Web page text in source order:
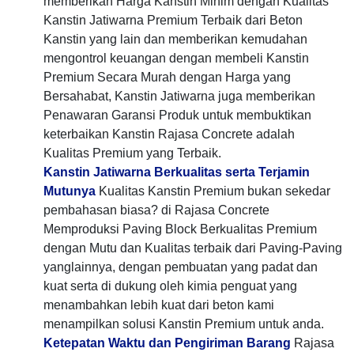
Kanstin Jatiwarna Premium Terbaik dari Beton
Kanstin yang lain dan memberikan kemudahan
mengontrol keuangan dengan membeli Kanstin
Premium Secara Murah dengan Harga yang
Bersahabat, Kanstin Jatiwarna juga memberikan
Penawaran Garansi Produk untuk membuktikan
keterbaikan Kanstin Rajasa Concrete adalah
Kualitas Premium yang Terbaik.
Kanstin Jatiwarna Berkualitas serta Terjamin
Mutunya Kualitas Kanstin Premium bukan sekedar
pembahasan biasa? di Rajasa Concrete
Memproduksi Paving Block Berkualitas Premium
dengan Mutu dan Kualitas terbaik dari Paving-Paving
yanglainnya, dengan pembuatan yang padat dan
kuat serta di dukung oleh kimia penguat yang
menambahkan lebih kuat dari beton kami
menampilkan solusi Kanstin Premium untuk anda.
Ketepatan Waktu dan Pengiriman Barang Rajasa